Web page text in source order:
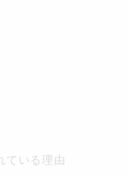
ている理由